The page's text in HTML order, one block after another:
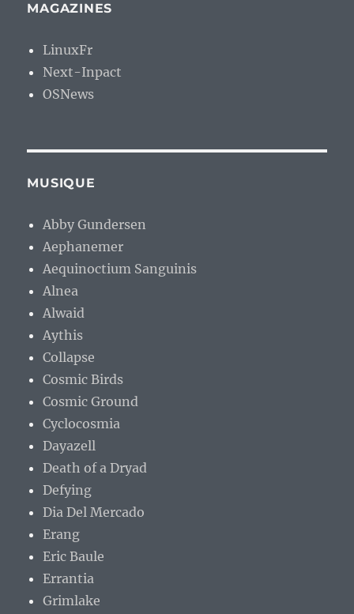
MAGAZINES
LinuxFr
Next-Inpact
OSNews
MUSIQUE
Abby Gundersen
Aephanemer
Aequinoctium Sanguinis
Alnea
Alwaid
Aythis
Collapse
Cosmic Birds
Cosmic Ground
Cyclocosmia
Dayazell
Death of a Dryad
Defying
Dia Del Mercado
Erang
Eric Baule
Errantia
Grimlake